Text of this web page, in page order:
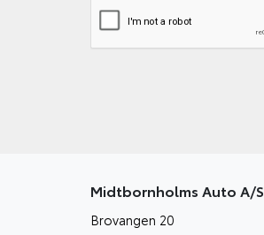
Midtbornholms Auto A/S
Brovangen 20